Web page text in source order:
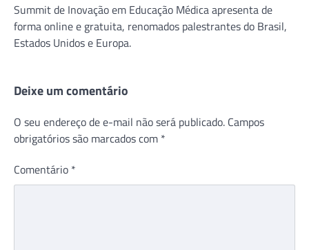
Summit de Inovação em Educação Médica apresenta de
forma online e gratuita, renomados palestrantes do Brasil,
Estados Unidos e Europa.
Deixe um comentário
O seu endereço de e-mail não será publicado. Campos
obrigatórios são marcados com *
Comentário *